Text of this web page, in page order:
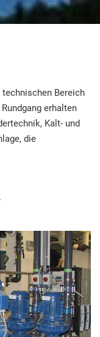
technischen Bereich
erhalten
Kalt- und
die